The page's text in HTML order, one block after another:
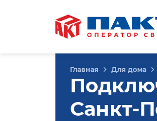
Главная Для дома
Санкт-